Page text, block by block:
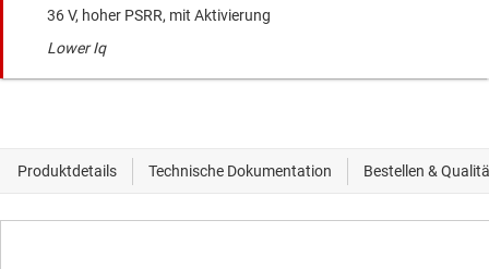
36 V, hoher PSRR, mit Aktivierung
Lower Iq